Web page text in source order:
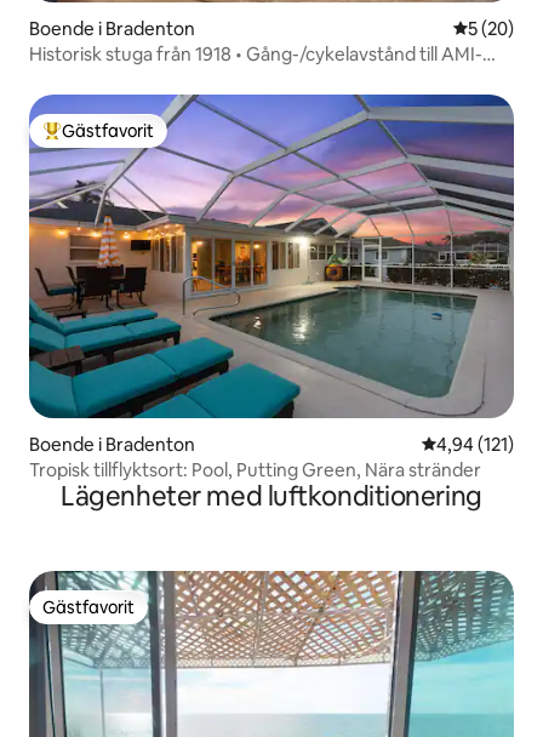
Boende i Bradenton 5 av 5 i
5 (20)
Historisk stuga från 1918 • Gång-/cykelavstånd till AMI-
Populär gästfavorit
Gästfavorit
Boende i Bradenton 4,94 av 5 i
4,94 (121)
Tropisk tillflyktsort: Pool, Putting Green, Nära stränder
Lägenheter med luftkonditionering
Gästfavorit
Gästfavorit